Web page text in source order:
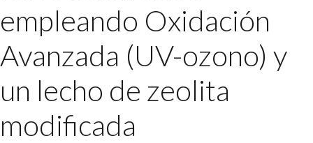
empleando Oxidación
Avanzada (UV-ozono) y
un lecho de zeolita
modificada